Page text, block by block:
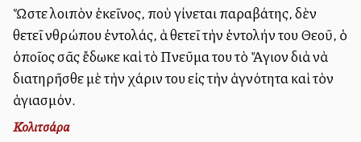
Ὥστε λοιπὸν ἐκεῖνος, ποὺ γίνεται παραβάτης, δὲν
ἀθετεῖ ἀνθρώπου ἐντολάς, ἀλλὰ ἀθετεῖ τὴν ἐντολήν του Θεοῦ, ὁ
ὁποῖος σᾶς ἔδωκε καὶ τὸ Πνεῦμα του τὸ Ἅγιον διὰ νὰ
διατηρῆσθε μὲ τὴν χάριν του εἰς τὴν ἁγνότητα καὶ τὸν
ἁγιασμόν.
Κολιτσάρα